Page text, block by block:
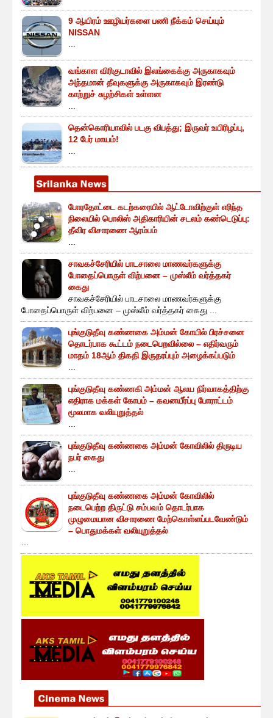
9 ஆயிரம் ஊழியர்களை பணி நீக்கம் செய்யும்
NISSAN
...
வங்காள விரிகுடாவில் இலங்கைக்கு அருகாகவும்
அந்தமான் தீவுகளுக்கு அருகாகவும் இரண்டு
காற்றுச் சுழற்சிகள் உள்ளன
...
தென்கொரியாவில் படகு விபத்து; இருவர் உயிரிழப்பு,
12 பேர் மாயம்!
...
போரதோட்டை கடற்கரையில் ஆட்டோவிற்குள் எரிந்த
நிலையில் பொலிஸ் அதிகாரியின் சடலம் கண்டெடுப்பு:
தீவிர விசாரணை ஆரம்பம்
...
சாவகச்சேரியில் பாடசாலை மாணவர்களுக்கு
போதைப்பொருள் விற்பனை – முஸ்லீம் வர்த்தகர்
கைது
சாவகச்சேரியில் பாடசாலை மாணவர்களுக்கு
போதைப்பொருள் விற்பனை – முஸ்லீம் வர்த்தகர் கைது ...
புங்குடுதீவு கண்ணகை அம்மன் கோயில் பிரச்சனை
தொடர்பாக கூட்டம் நடைபெறவில்லை – எதிர்வரும்
மாதம் 18ஆம் திகதி இருதரப்பும் அழைக்கப்படும்
...
புங்குடுதீவு கண்ணகி அம்மன் ஆலய நிர்வாகத்திற்கு
எதிராக மக்கள் கோபம் – கவனயீர்ப்பு போராட்டம்
மூலமாக வலியுறுத்தல்
...
புங்குடுதீவு கண்ணகை அம்மன் கோவிலில் திருடிய
நபர் கைது
...
புங்குடுதீவு கண்ணகை அம்மன் கோவிலில்
நடைபெற்ற திருட்டு சம்பவம் தொடர்பாக
முழுமையான விசாரணை மேற்கொள்ளப்படவேண்டும்
– பொதுமக்கள் வலியுறுத்தல்
...